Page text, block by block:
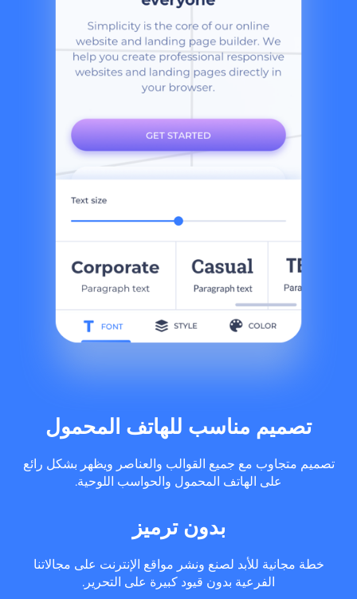
تصميم مناسب للهاتف المحمول
تصميم متجاوب مع جميع القوالب والعناصر ويظهر بشكل رائع
على الهاتف المحمول والحواسب اللوحية.
بدون ترميز
خطة مجانية للأبد لصنع ونشر مواقع الإنترنت على مجالاتنا
الفرعية بدون قيود كبيرة على التحرير.